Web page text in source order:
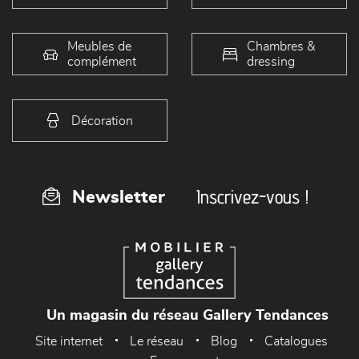
Meubles de
complément
Chambres &
dressing
Décoration
Newsletter Inscrivez-vous !
Un magasin du réseau Gallery Tendances
Site internet Le réseau Blog
Catalogues